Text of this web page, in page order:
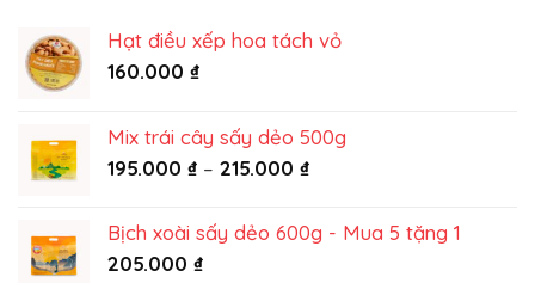
từ
Công
từ
King
Food
Hạt điều xếp hoa tách vỏ
160.000 ₫
Mix trái cây sấy dẻo 500g
195.000 ₫ – 215.000 ₫Khoảng
195.000 ₫
Bịch xoài sấy dẻo 600g - Mua 5 tặng 1
205.000 ₫